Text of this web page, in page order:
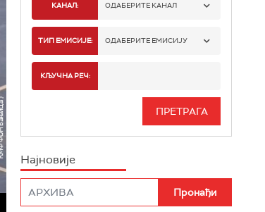
КАНАЛ: ОДАБЕРИТЕ КАНАЛ
РАДИО БЕОГРАД 1
РАДИО БЕОГРАД 3
РАДИО РОКЕНРОЛЕР
ТИП ЕМИСИЈЕ: ОДАБЕРИТЕ ЕМИСИЈУ
ИНФО
КЉУЧНА РЕЧ:
Најновије